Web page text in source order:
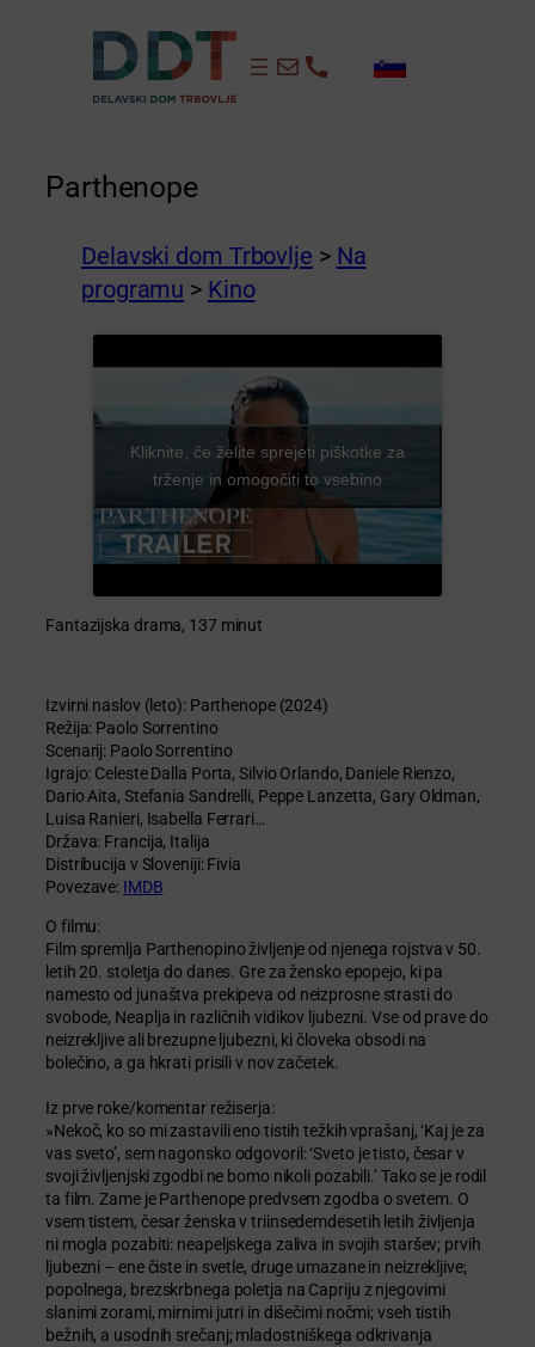
info@dd-trbovlje.si
+386 3 56 481
Parthenope
Delavski dom Trbovlje > Na
programu > Kino
Kliknite, če želite sprejeti piškotke za
trženje in omogočiti to vsebino
Fantazijska drama, 137 minut
Izvirni naslov (leto): Parthenope (2024)
Režija: Paolo Sorrentino
Scenarij: Paolo Sorrentino
Igrajo: Celeste Dalla Porta, Silvio Orlando, Daniele Rienzo,
Dario Aita, Stefania Sandrelli, Peppe Lanzetta, Gary Oldman,
Luisa Ranieri, Isabella Ferrari…
Država: Francija, Italija
Distribucija v Sloveniji: Fivia
Povezave: IMDB
O filmu:
Film spremlja Parthenopino življenje od njenega rojstva v 50.
letih 20. stoletja do danes. Gre za žensko epopejo, ki pa
namesto od junaštva prekipeva od neizprosne strasti do
svobode, Neaplja in različnih vidikov ljubezni. Vse od prave do
neizrekljive ali brezupne ljubezni, ki človeka obsodi na
bolečino, a ga hkrati prisili v nov začetek.
Iz prve roke/komentar režiserja:
»Nekoč, ko so mi zastavili eno tistih težkih vprašanj, ‘Kaj je za
vas sveto’, sem nagonsko odgovoril: ‘Sveto je tisto, česar v
svoji življenjski zgodbi ne bomo nikoli pozabili.’ Tako se je rodil
ta film. Zame je Parthenope predvsem zgodba o svetem. O
vsem tistem, česar ženska v triinsedemdesetih letih življenja
ni mogla pozabiti: neapeljskega zaliva in svojih staršev; prvih
ljubezni – ene čiste in svetle, druge umazane in neizrekljive;
popolnega, brezskrbnega poletja na Capriju z njegovimi
slanimi zorami, mirnimi jutri in dišečimi nočmi; vseh tistih
bežnih, a usodnih srečanj; mladostniškega odkrivanja